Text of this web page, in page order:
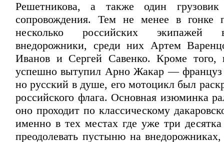
Решетникова, а также один грузовик
сопровождения. Тем не менее в гонке
несколько российских экипажей
внедорожники, среди них Артем
Иванов и Сергей Савенко. Кроме того,
успешно вытупил Арно Жакар —
но русский в душе, его мотоцикл был
российского флага. Основная изюминка
оно проходит по классическому
именно в тех местах где уже три
преодолевать пустыню на